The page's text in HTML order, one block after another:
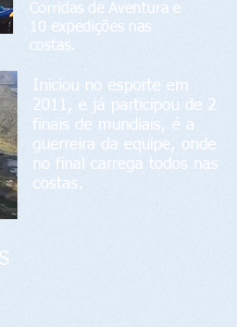
Corridas de Aventura e
10 expedições nas
costas.
Iniciou no esporte em
2011, e já participou de 2
finais de mundiais, é a
guerreira da equipe, onde
no final carrega todos nas
costas.